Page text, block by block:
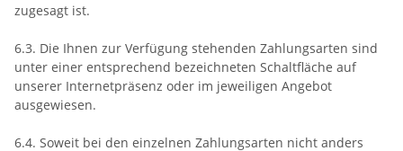
zugesagt ist.
6.3. Die Ihnen zur Verfügung stehenden Zahlungsarten sind
unter einer entsprechend bezeichneten Schaltfläche auf
unserer Internetpräsenz oder im jeweiligen Angebot
ausgewiesen.
6.4. Soweit bei den einzelnen Zahlungsarten nicht anders